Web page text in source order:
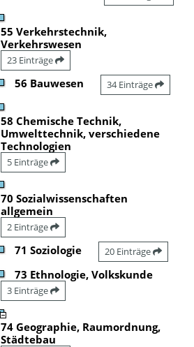
55 Verkehrstechnik,
Verkehrswesen
23 Einträge
56 Bauwesen 34 Einträge
58 Chemische Technik,
Umwelttechnik, verschiedene
Technologien
5 Einträge
70 Sozialwissenschaften
allgemein
2 Einträge
71 Soziologie 20 Einträge
73 Ethnologie, Volkskunde
3 Einträge
74 Geographie, Raumordnung,
Städtebau